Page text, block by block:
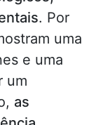
. Por
uma
e uma
um
as